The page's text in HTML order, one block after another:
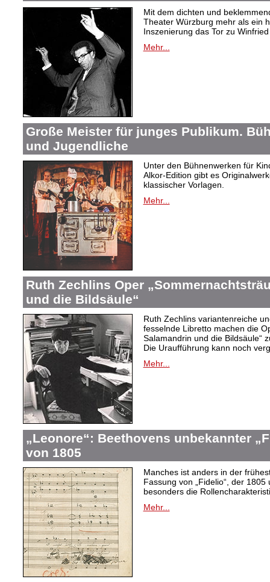
Mit dem dichten und
Theater Würzburg mehr als ein
Inszenierung das Tor zu
Mehr...
Große Meister für junges Publikum.
und Jugendliche
Unter den Bühnenwerken für
Alkor-Edition gibt es
klassischer Vorlagen.
Mehr...
Ruth Zechlins Oper
und die Bildsäule“
Ruth Zechlins variantenreiche
fesselnde Libretto machen die
Salamandrin und die Bildsäule“
Die Uraufführung kann noch
Mehr...
„Leonore“: Beethovens unbekannter
von 1805
Manches ist anders in der
Fassung von „Fidelio“, der 1805
besonders die
Mehr...